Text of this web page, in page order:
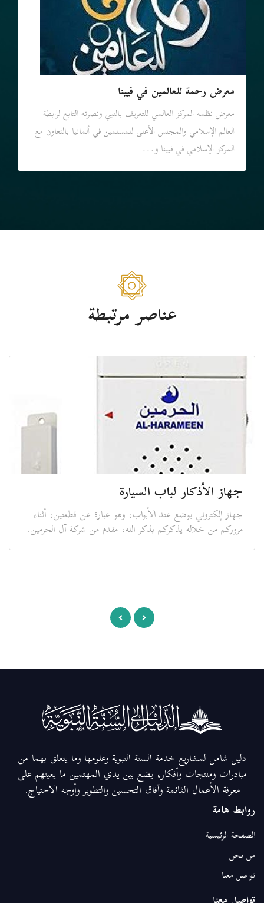
معرض رحمة للعالمين في فيينا
معرض نظمه المركز العالمي للتعريف بالنبي ونصرته التابع لرابطة
العالم الإسلامي والمجلس الأعلى للمسلمين في ألمانيا بالتعاون مع
المركز الإسلامي في فيينا و...
عناصر مرتبطة
جهاز الأذكار لباب السيارة
جهاز إلكتروني يوضع عند الأبواب، وهو عبارة عن قطعتين، أثناء
مروركم من خلاله يذكركم بذكر الله، مقدم من شركة آل الحرمين.
دليل شامل لمشاريع خدمة السنة النبوية وعلومها وما يتعلق بهما من
مبادرات ومنتجات وأفكار، يضع بين يدي المهتمين ما يعينهم على
معرفة الأعمال القائمة وآفاق التحسين والتطوير وأوجه الاحتياج.
روابط هامة
الصفحة الرئيسية
من نحن
تواصل معنا